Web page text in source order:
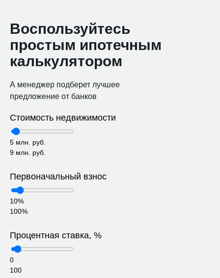
Воспользуйтесь
простым ипотечным
калькулятором
А менеджер подберет лучшее
предложение от банков
Стоимость недвижимости
5 млн. руб.
9 млн. руб.
Первоначальный взнос
10%
100%
Процентная ставка, %
0
100